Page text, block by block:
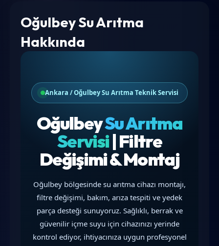
Oğulbey Su Arıtma
Hakkında
Ankara / Oğulbey Su Arıtma Teknik Servisi
OğulbeySu Arıtma
Servisi| Filtre
Değişimi & Montaj
Oğulbey bölgesinde su arıtma cihazı montajı,
filtre değişimi, bakım, arıza tespiti ve yedek
parça desteği sunuyoruz. Sağlıklı, berrak ve
güvenilir içme suyu için cihazınızı yerinde
kontrol ediyor, ihtiyacınıza uygun profesyonel